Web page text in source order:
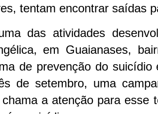
tentam encontrar saídas
das atividades
em Guaianases,
de prevenção do
de setembro, uma
a atenção para esse